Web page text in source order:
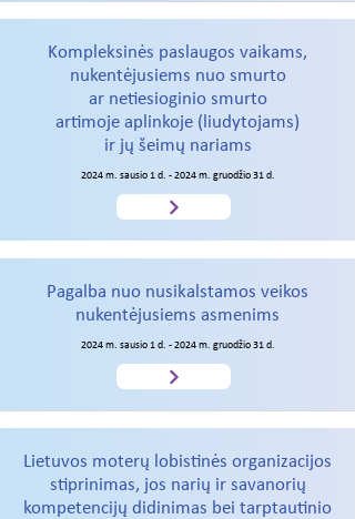
Kompleksinės paslaugos vaikams,
nukentėjusiems nuo smurto
ar netiesioginio smurto
artimoje aplinkoje (liudytojams)
ir jų šeimų nariams
2024 m. sausio 1 d. - 2024 m. gruodžio 31 d.
Pagalba nuo nusikalstamos veikos
nukentėjusiems asmenims
2024 m. sausio 1 d. - 2024 m. gruodžio 31 d.
Lietuvos moterų lobistinės organizacijos
stiprinimas, jos narių ir savanorių
kompetencijų didinimas bei tarptautinio